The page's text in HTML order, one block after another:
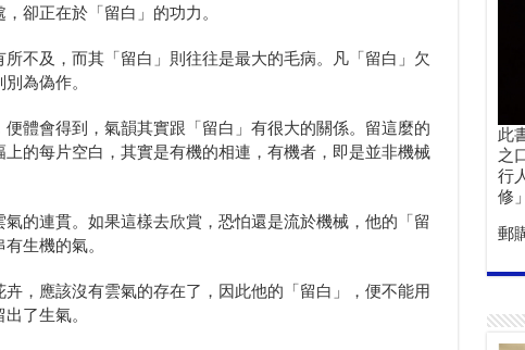
卻正在於「留白」的功力。
不及，而其「留白」則往往是最大的毛病。凡「留白」欠
為偽作。
體會得到，氣韻其實跟「留白」有很大的關係。留這麼的
的每片空白，其實是有機的相連，有機者，即是並非機械
的連貫。如果這樣去欣賞，恐怕還是流於機械，他的「留
生機的氣。
，應該沒有雲氣的存在了，因此他的「留白」，便不能用
了生氣。
此
之
行
修
郵